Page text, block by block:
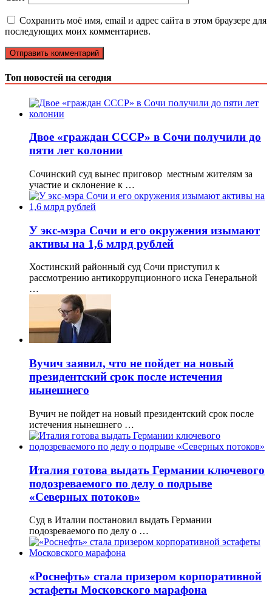
Сохранить моё имя, email и адрес сайта в этом браузере для
последующих моих комментариев.
Топ новостей на сегодня
Двое «граждан СССР» в Сочи получили до
пяти лет колонии
Сочинский суд вынес приговор местным жителям за
участие и склонение к …
У экс-мэра Сочи и его окружения изымают
активы на 1,6 млрд рублей
Хостинский районный суд Сочи приступил к
рассмотрению антикоррупционного иска Генеральной
…
Вучич заявил, что не пойдет на новый
президентский срок после истечения
нынешнего
Вучич не пойдет на новый президентский срок после
истечения нынешнего …
Италия готова выдать Германии ключевого
подозреваемого по делу о подрыве
«Северных потоков»
Суд в Италии постановил выдать Германии
подозреваемого по делу о …
«Роснефть» стала призером корпоративной
эстафеты Московского марафона